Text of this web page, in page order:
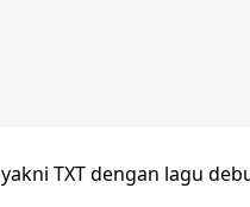
TXT dengan lagu